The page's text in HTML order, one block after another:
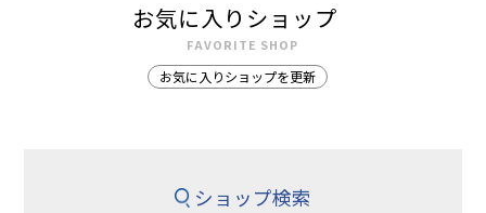
お気に入りショップ
FAVORITE SHOP
お気に入りショップを更新
ショップ検索